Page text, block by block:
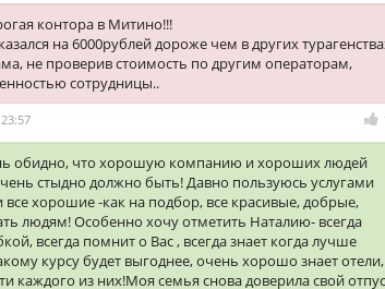
контора в Митино!!!
на 6000рублей дороже чем в других
не проверив стоимость по другим операторам,
сотрудницы..
обидно, что хорошую компанию и хороших людей
стыдно должно быть! Давно пользуюсь услугами
все хорошие -как на подбор, все красивые, добрые,
людям! Особенно хочу отметить Наталию- всегда
всегда помнит о Вас , всегда знает когда лучше
курсу будет выгоднее, очень хорошо знает отели,
каждого из них!Моя семья снова доверила свой